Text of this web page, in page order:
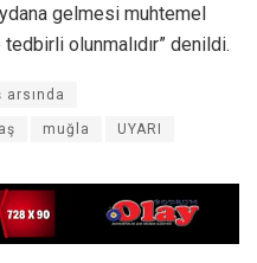
gelmesi muhtemel
olunmalıdır” denildi.
arsında
muğla UYARI